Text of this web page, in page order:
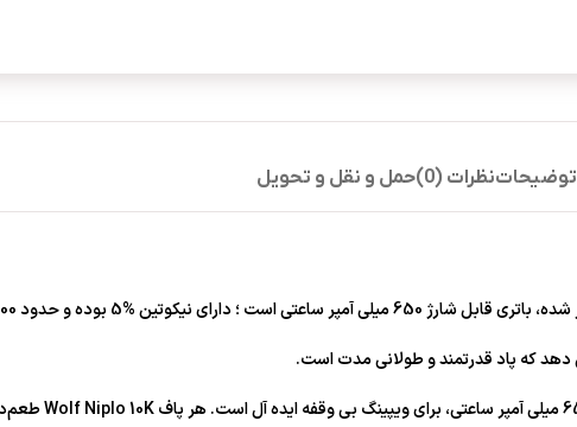
توضیحاتنظرات (0) حمل و نقل و تحویل